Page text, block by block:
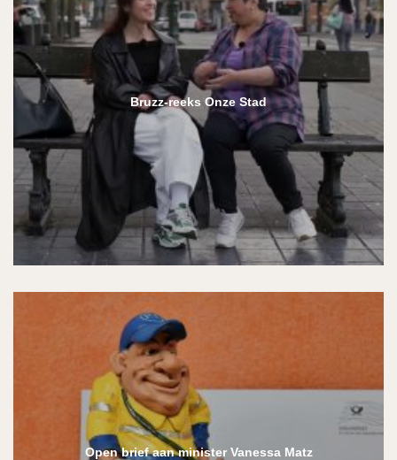
Bruzz-reeks Onze Stad
Open brief aan minister Vanessa Matz